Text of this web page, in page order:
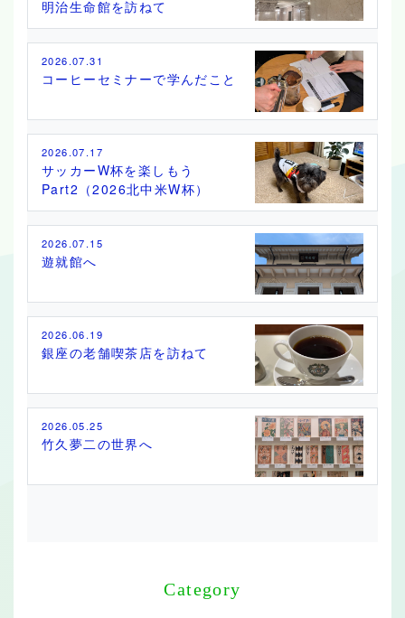
明治生命館を訪ねて
2026.07.31
コーヒーセミナーで学んだこと
2026.07.17
サッカーW杯を楽しもう
Part2（2026北中米W杯）
2026.07.15
遊就館へ
2026.06.19
銀座の老舗喫茶店を訪ねて
2026.05.25
竹久夢二の世界へ
Category